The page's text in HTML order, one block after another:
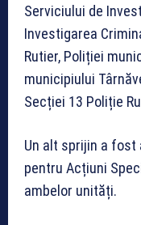
Serviciului de
Investigarea
Rutier, Poliției
municipiului
Secției 13 Poliție
Un alt sprijin a fost
pentru Acțiuni
ambelor unități.